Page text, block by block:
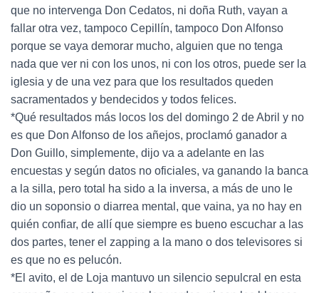
que no intervenga Don Cedatos, ni doña Ruth, vayan a
fallar otra vez, tampoco Cepillín, tampoco Don Alfonso
porque se vaya demorar mucho, alguien que no tenga
nada que ver ni con los unos, ni con los otros, puede ser la
iglesia y de una vez para que los resultados queden
sacramentados y bendecidos y todos felices.
*Qué resultados más locos los del domingo 2 de Abril y no
es que Don Alfonso de los añejos, proclamó ganador a
Don Guillo, simplemente, dijo va a adelante en las
encuestas y según datos no oficiales, va ganando la banca
a la silla, pero total ha sido a la inversa, a más de uno le
dio un soponsio o diarrea mental, que vaina, ya no hay en
quién confiar, de allí que siempre es bueno escuchar a las
dos partes, tener el zapping a la mano o dos televisores si
es que no es pelucón.
*El avito, el de Loja mantuvo un silencio sepulcral en esta